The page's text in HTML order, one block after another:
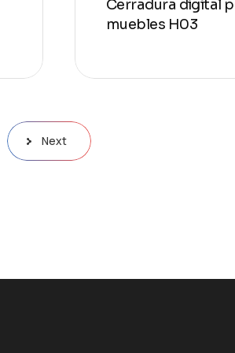
Cerradura digital
muebles H03
Next